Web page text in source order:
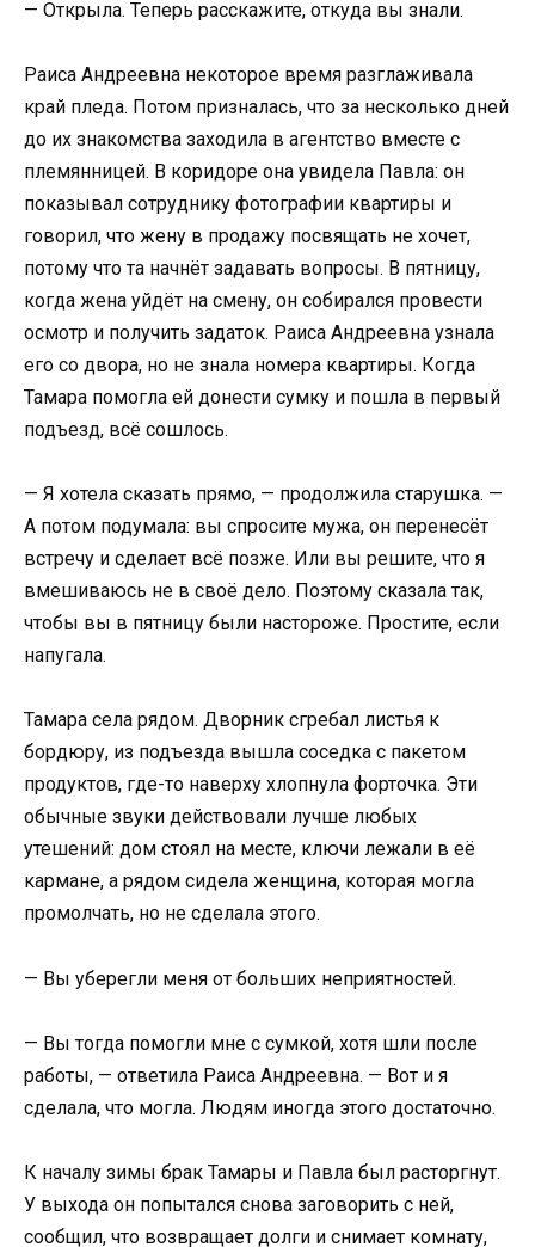
— Открыла. Теперь расскажите, откуда вы знали.
Раиса Андреевна некоторое время разглаживала
край пледа. Потом призналась, что за несколько дней
до их знакомства заходила в агентство вместе с
племянницей. В коридоре она увидела Павла: он
показывал сотруднику фотографии квартиры и
говорил, что жену в продажу посвящать не хочет,
потому что та начнёт задавать вопросы. В пятницу,
когда жена уйдёт на смену, он собирался провести
осмотр и получить задаток. Раиса Андреевна узнала
его со двора, но не знала номера квартиры. Когда
Тамара помогла ей донести сумку и пошла в первый
подъезд, всё сошлось.
— Я хотела сказать прямо, — продолжила старушка. —
А потом подумала: вы спросите мужа, он перенесёт
встречу и сделает всё позже. Или вы решите, что я
вмешиваюсь не в своё дело. Поэтому сказала так,
чтобы вы в пятницу были настороже. Простите, если
напугала.
Тамара села рядом. Дворник сгребал листья к
бордюру, из подъезда вышла соседка с пакетом
продуктов, где-то наверху хлопнула форточка. Эти
обычные звуки действовали лучше любых
утешений: дом стоял на месте, ключи лежали в её
кармане, а рядом сидела женщина, которая могла
промолчать, но не сделала этого.
— Вы уберегли меня от больших неприятностей.
— Вы тогда помогли мне с сумкой, хотя шли после
работы, — ответила Раиса Андреевна. — Вот и я
сделала, что могла. Людям иногда этого достаточно.
К началу зимы брак Тамары и Павла был расторгнут.
У выхода он попытался снова заговорить с ней,
сообщил, что возвращает долги и снимает комнату,